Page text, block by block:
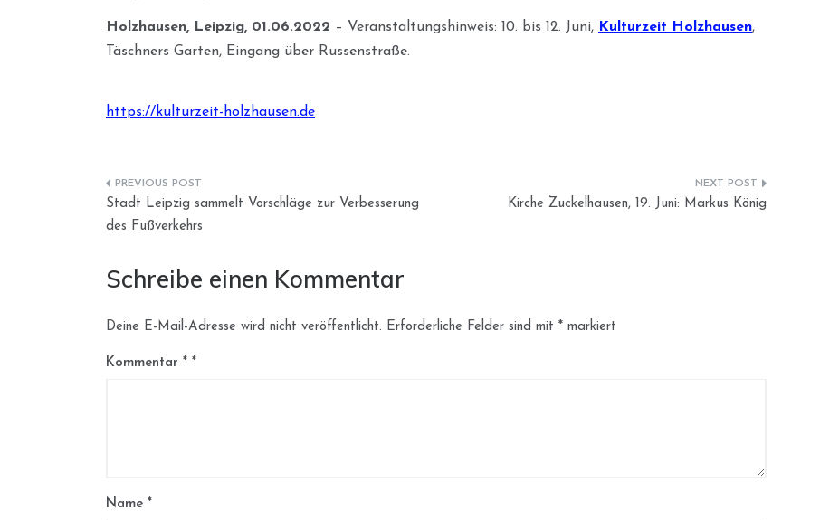
Holzhausen, Leipzig, 01.06.2022 – Veranstaltungshinweis: 10. bis 12. Juni, Kulturzeit Holzhausen,
Täschners Garten, Eingang über Russenstraße.
https://kulturzeit-holzhausen.de
Beitragsnavigation
Stadt Leipzig sammelt Vorschläge zur Verbesserung
des Fußverkehrs
Kirche Zuckelhausen, 19. Juni: Markus König
Schreibe einen Kommentar
Deine E-Mail-Adresse wird nicht veröffentlicht. Erforderliche Felder sind mit * markiert
Kommentar *
Name *